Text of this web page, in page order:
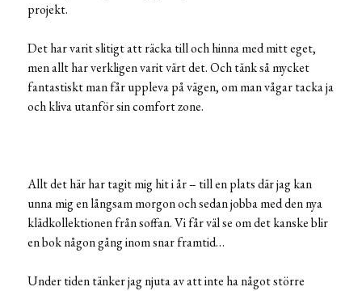
projekt.
Det har varit slitigt att räcka till och hinna med mitt eget,
men allt har verkligen varit värt det. Och tänk så mycket
fantastiskt man får uppleva på vägen, om man vågar tacka ja
och kliva utanför sin comfort zone.
Allt det här har tagit mig hit i år – till en plats där jag kan
unna mig en långsam morgon och sedan jobba med den nya
klädkollektionen från soffan. Vi får väl se om det kanske blir
en bok någon gång inom snar framtid…
Under tiden tänker jag njuta av att inte ha något större